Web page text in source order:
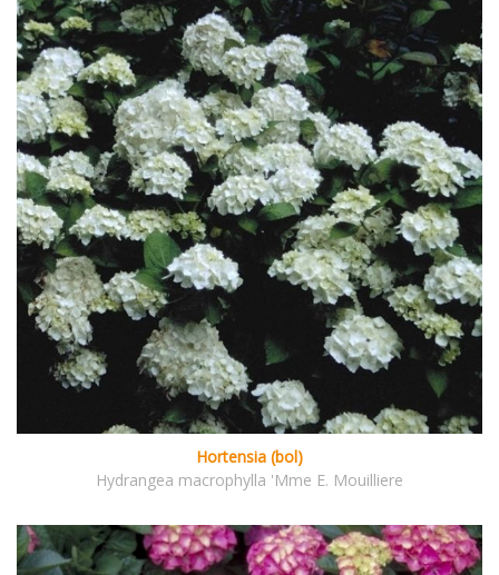
Hortensia (bol)
Hydrangea macrophylla 'Mme E. Mouilliere